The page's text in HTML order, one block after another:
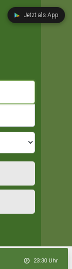
Jetzt als App
23:30 Uhr